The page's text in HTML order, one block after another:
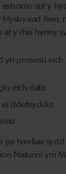
sut y
hwn,
at y rhai hynny
yn prosesu
eich data
ei ddefnyddio
pa hawliau
Naturiol ym